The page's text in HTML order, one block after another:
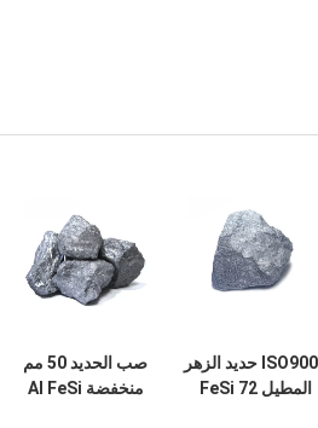
ISO9001 حديد الزهر
المطيل FeSi 72
صب الحديد 50 مم
منخفضة Al FeSi